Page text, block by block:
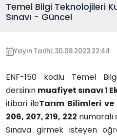
Temel Bilgi Teknolojileri
Sınavı - Güncel
Yayın Tarihi: 30.08.2023 22:44
ENF-150 kodlu Temel
dersinin muafiyet sınavı 1
itibari ileTarım Bilimleri
206, 207, 219, 222 numaralı
Sınava girmek isteyen